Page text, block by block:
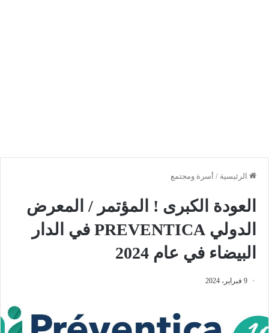
الرئيسية / أسرة ومجتمع
العودة الكبرى ! المؤتمر / المعرض
الدولي PREVENTICA في الدار
البيضاء في عام 2024
9 فبراير، 2024